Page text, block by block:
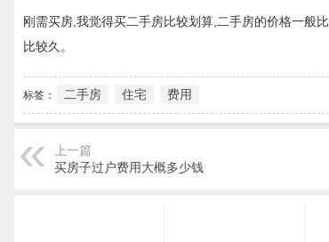
刚需买房,我觉得买二手房比较划算,二手房的价格一般
比较久。
标签： 二手房 住宅 费用
上一篇
买房子过户费用大概多少钱